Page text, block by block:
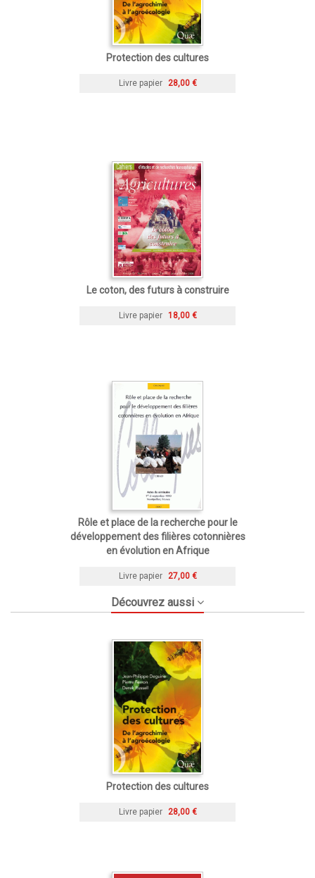
Protection des cultures
Livre papier 28,00 €
Le coton, des futurs à construire
Livre papier 18,00 €
Rôle et place de la recherche pour le
développement des filières cotonnières
en évolution en Afrique
Livre papier 27,00 €
Découvrez aussi
Protection des cultures
Livre papier 28,00 €